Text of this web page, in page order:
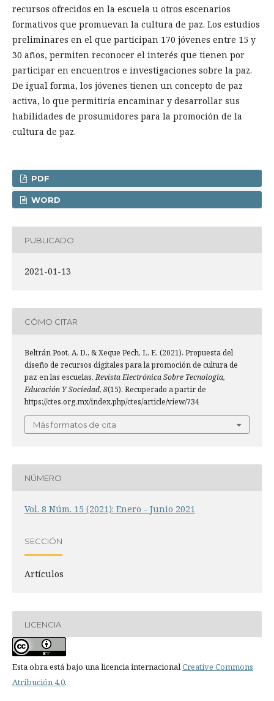
recursos ofrecidos en la escuela u otros escenarios
formativos que promuevan la cultura de paz. Los estudios
preliminares en el que participan 170 jóvenes entre 15 y
30 años, permiten reconocer el interés que tienen por
participar en encuentros e investigaciones sobre la paz.
De igual forma, los jóvenes tienen un concepto de paz
activa, lo que permitiría encaminar y desarrollar sus
habilidades de prosumidores para la promoción de la
cultura de paz.
PDF
WORD
PUBLICADO
2021-01-13
CÓMO CITAR
Beltrán Poot, A. D., & Xeque Pech, L. E. (2021). Propuesta del
diseño de recursos digitales para la promoción de cultura de
paz en las escuelas.Revista Electrónica Sobre Tecnología,
Educación Y Sociedad, 8(15). Recuperado a partir de
https://ctes.org.mx/index.php/ctes/article/view/734
Más formatos de cita
NÚMERO
Vol. 8 Núm. 15 (2021): Enero - Junio 2021
SECCIÓN
Artículos
LICENCIA
Esta obra está bajo una licencia internacionalCreative Commons
Atribución 4.0.